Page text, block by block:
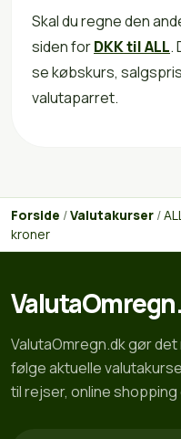
Skal du regne den
siden forDKK til ALL.
se købskurs,
valutaparret.
Forside /Valutakurser /
kroner
ValutaOmregn.dk gør
følge aktuelle
til rejser, online